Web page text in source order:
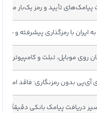
تأیید و رمز یک‌بار
ایران با رمزگذاری پیشرفته و
روی موبایل، تبلت و کامپیوتر
آی‌پی بدون رمزنگاری؛ فاقد امنیت
دریافت پیامک بانکی دقیقاً